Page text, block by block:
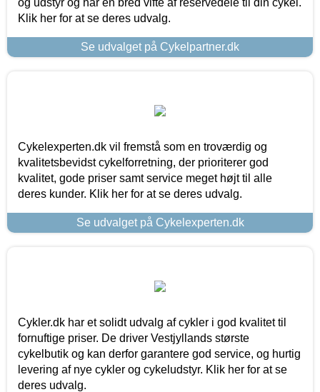
Klik her for at se deres udvalg.
Se udvalget på Cykelpartner.dk
Cykelexperten.dk vil fremstå som en troværdig og
kvalitetsbevidst cykelforretning, der prioriterer god
kvalitet, gode priser samt service meget højt til alle
deres kunder. Klik her for at se deres udvalg.
Se udvalget på Cykelexperten.dk
Cykler.dk har et solidt udvalg af cykler i god kvalitet til
fornuftige priser. De driver Vestjyllands største
cykelbutik og kan derfor garantere god service, og hurtig
levering af nye cykler og cykeludstyr. Klik her for at se
deres udvalg.